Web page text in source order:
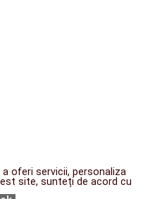
oferi servicii, personaliza
site, sunteți de acord cu